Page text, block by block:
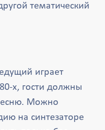
тематический
играет
х, гости должны
Можно
на синтезаторе